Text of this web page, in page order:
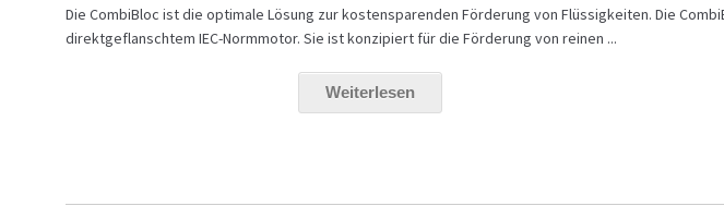
Die CombiBloc ist die optimale Lösung zur kostensparenden Förderung von Flüssigkeiten. Die
direktgeflanschtem IEC-Normmotor. Sie ist konzipiert für die Förderung von reinen ...
Weiterlesen